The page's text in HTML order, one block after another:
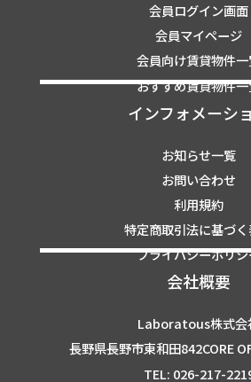
会員ログイン画面
会員マイページ
会員向け賃貸物件
おすすめ賃貸物件
インフォメーシ
お知らせ一覧
お問い合わせ
利用規約
特定商取引法に基づ
プライバシーポリ
会社概要
Laboratous株式会
長野県長野市東和田842CORE
TEL: 026-217-